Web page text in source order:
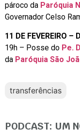
pároco da Paróquia
Governador Celso
11 DE FEVEREIRO –
19h – Posse do Pe.
da Paróquia São
transferências
PODCAST: UM